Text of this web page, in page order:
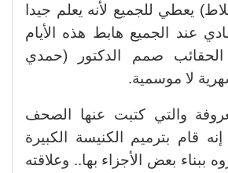
يعطي للجميع لأنه يعلم جيدا
عند الجميع هابط هذه الأيام
صمم الدكتور (حمدي
لا موسمية.
والتي كتبت عنها الصحف
إنه قام بترميم الكنيسة الكبيرة
ببناء بعض الأجزاء بها.. وعلاقته